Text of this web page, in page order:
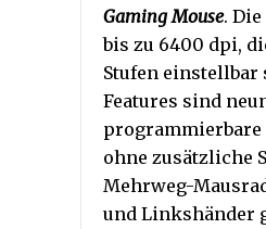
Gaming Mouse.
bis zu 6400 dpi,
Stufen einstellbar
Features sind
ohne zusätzliche
Mehrweg-
und Linkshänder